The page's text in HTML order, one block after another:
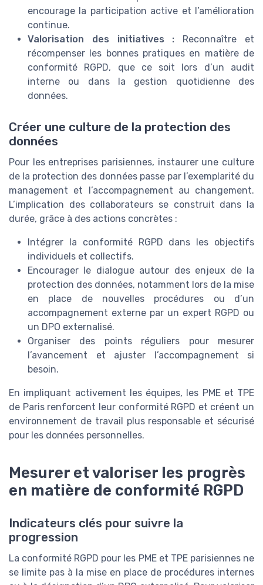
encourage la participation active et l’amélioration
continue.
Valorisation des initiatives : Reconnaître et
récompenser les bonnes pratiques en matière de
conformité RGPD, que ce soit lors d’un audit
interne ou dans la gestion quotidienne des
données.
Créer une culture de la protection des
données
Pour les entreprises parisiennes, instaurer une culture
de la protection des données passe par l’exemplarité du
management et l’accompagnement au changement.
L’implication des collaborateurs se construit dans la
durée, grâce à des actions concrètes :
Intégrer la conformité RGPD dans les objectifs
individuels et collectifs.
Encourager le dialogue autour des enjeux de la
protection des données, notamment lors de la mise
en place de nouvelles procédures ou d’un
accompagnement externe par un expert RGPD ou
un DPO externalisé.
Organiser des points réguliers pour mesurer
l’avancement et ajuster l’accompagnement si
besoin.
En impliquant activement les équipes, les PME et TPE
de Paris renforcent leur conformité RGPD et créent un
environnement de travail plus responsable et sécurisé
pour les données personnelles.
Mesurer et valoriser les progrès
en matière de conformité RGPD
Indicateurs clés pour suivre la
progression
La conformité RGPD pour les PME et TPE parisiennes ne
se limite pas à la mise en place de procédures internes